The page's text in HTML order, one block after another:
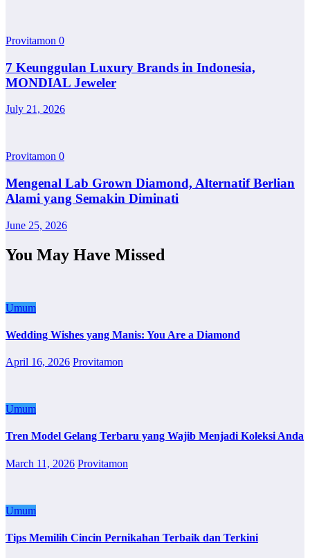
Provitamon 0
7 Keunggulan Luxury Brands in Indonesia,
MONDIAL Jeweler
July 21, 2026
Provitamon 0
Mengenal Lab Grown Diamond, Alternatif Berlian
Alami yang Semakin Diminati
June 25, 2026
You May Have Missed
Umum
Wedding Wishes yang Manis: You Are a Diamond
April 16, 2026 Provitamon
Umum
Tren Model Gelang Terbaru yang Wajib Menjadi Koleksi Anda
March 11, 2026 Provitamon
Umum
Tips Memilih Cincin Pernikahan Terbaik dan Terkini